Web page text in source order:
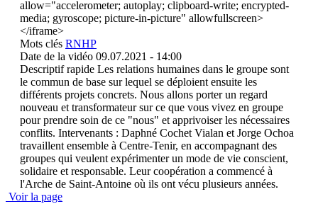
allow="accelerometer; autoplay; clipboard-write; encrypted-
media; gyroscope; picture-in-picture" allowfullscreen>
</iframe>
Mots clés RNHP
Date de la vidéo 09.07.2021 - 14:00
Descriptif rapide Les relations humaines dans le groupe sont
le commun de base sur lequel se déploient ensuite les
différents projets concrets. Nous allons porter un regard
nouveau et transformateur sur ce que vous vivez en groupe
pour prendre soin de ce "nous" et apprivoiser les nécessaires
conflits. Intervenants : Daphné Cochet Vialan et Jorge Ochoa
travaillent ensemble à Centre-Tenir, en accompagnant des
groupes qui veulent expérimenter un mode de vie conscient,
solidaire et responsable. Leur coopération a commencé à
l'Arche de Saint-Antoine où ils ont vécu plusieurs années.
Voir la page